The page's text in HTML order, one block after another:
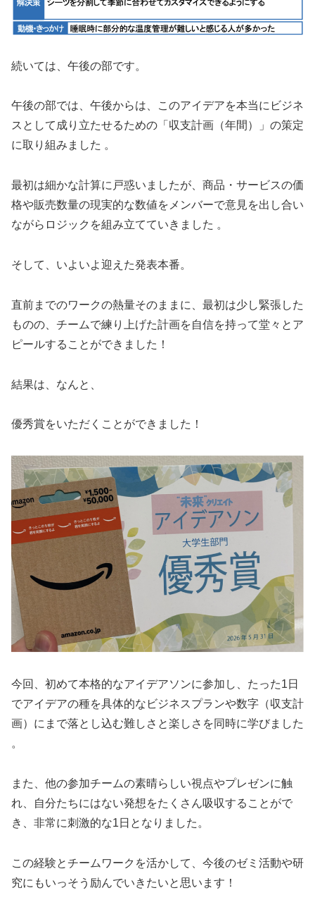
続いては、午後の部です。
午後の部では、午後からは、このアイデアを本当にビジネ
スとして成り立たせるための「収支計画（年間）」の策定
に取り組みました 。
最初は細かな計算に戸惑いましたが、商品・サービスの価
格や販売数量の現実的な数値をメンバーで意見を出し合い
ながらロジックを組み立てていきました 。
そして、いよいよ迎えた発表本番。
直前までのワークの熱量そのままに、最初は少し緊張した
ものの、チームで練り上げた計画を自信を持って堂々とア
ピールすることができました！
結果は、なんと、
優秀賞をいただくことができました！
今回、初めて本格的なアイデアソンに参加し、たった1日
でアイデアの種を具体的なビジネスプランや数字（収支計
画）にまで落とし込む難しさと楽しさを同時に学びました
。
また、他の参加チームの素晴らしい視点やプレゼンに触
れ、自分たちにはない発想をたくさん吸収することがで
き、非常に刺激的な1日となりました。
この経験とチームワークを活かして、今後のゼミ活動や研
究にもいっそう励んでいきたいと思います！